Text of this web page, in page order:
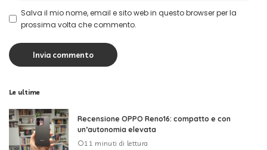
Salva il mio nome, email e sito web in questo browser per la
prossima volta che commento.
Le ultime
Recensione OPPO Reno16: compatto e con
un’autonomia elevata
11 minuti di lettura